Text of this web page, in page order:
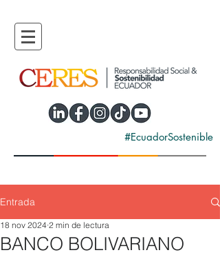
#EcuadorSostenible
Entrada
BANCO BOLIVARIANO
18 nov 2024 2 min de lectura